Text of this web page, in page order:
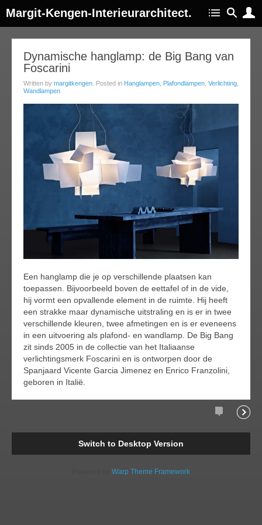
Margit-Kengen-Interieurarchitect.
Dynamische hanglamp: de Big Bang van
Foscarini
Written by margitkengen . Posted in Hanglampen Plafondlampen Verlichting
Wandlampen
Een hanglamp die je op verschillende plaatsen kan
toepassen. Bijvoorbeeld boven de eettafel of in de vide,
hij vormt een opvallende element in de ruimte. Hij heeft
een strakke maar dynamische uitstraling en is er in twee
verschillende kleuren, twee afmetingen en is er eveneens
in een uitvoering als plafond- en wandlamp. De Big Bang
zit sinds 2005 in de collectie van het Italiaanse
verlichtingsmerk Foscarini en is ontworpen door de
Spanjaard Vicente Garcia Jimenez en Enrico Franzolini,
geboren in Italië.
Comments
Switch to Desktop Version
Warp Theme Framework